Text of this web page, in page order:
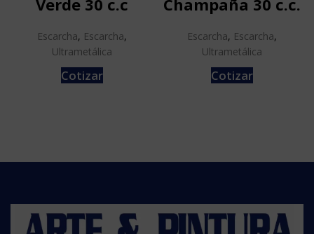
Verde 30 c.c
Escarcha, Escarcha,
Ultrametálica
Cotizar
Champaña 30 c.c.
Escarcha, Escarcha,
Ultrametálica
Cotizar